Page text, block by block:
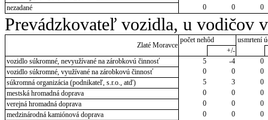
nezadané
0 0 0
Prevádzkovateľ vozidla, u vodičov
Zlaté Moravce
počet nehôd
usmrtení
+/-
vozidlo súkromné, nevyužívané na zárobkovú činnosť
5 -4
0
vozidlo súkromné, využívané na zárobkovú činnosť
0 0
0
súkromná organizácia (podnikateľ, s.r.o., atď)
5 3
0
mestská hromadná doprava
0 0
0
verejná hromadná doprava
0 0
0
medzinárodná kamiónová doprava
0 0
0